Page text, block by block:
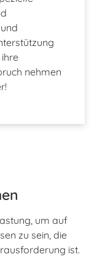
nehmen
um auf
zu sein, die
ist.